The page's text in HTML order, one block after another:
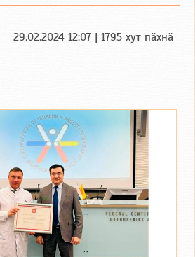
29.02.2024 12:07 | 1795 хут пӑхнӑ